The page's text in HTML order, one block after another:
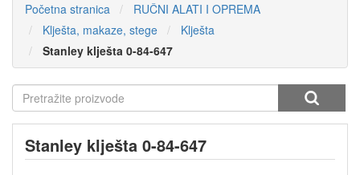
Početna stranica
RUČNI ALATI I OPREMA
Klješta, makaze, stege
Klješta
Stanley klješta 0-84-647
Stanley klješta 0-84-647